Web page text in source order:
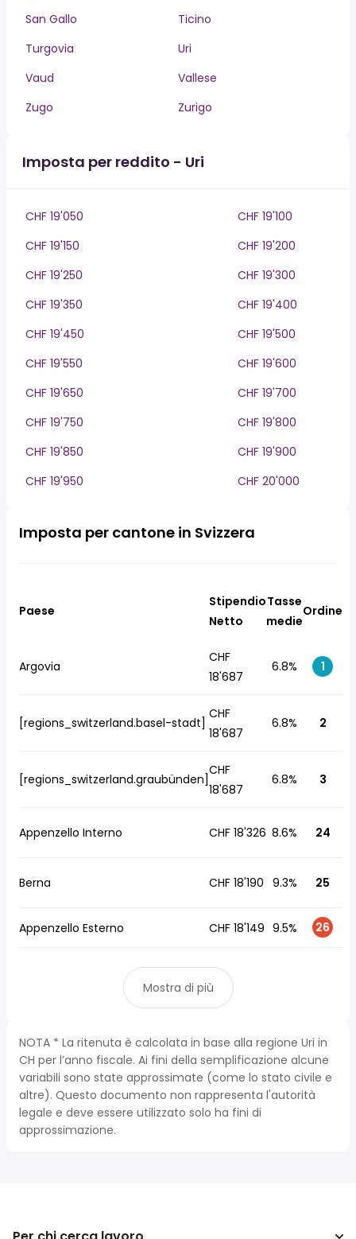
San Gallo
Ticino
Turgovia
Uri
Vaud
Vallese
Zugo
Zurigo
Imposta per reddito - Uri
CHF 19'050
CHF 19'100
CHF 19'150
CHF 19'200
CHF 19'250
CHF 19'300
CHF 19'350
CHF 19'400
CHF 19'450
CHF 19'500
CHF 19'550
CHF 19'600
CHF 19'650
CHF 19'700
CHF 19'750
CHF 19'800
CHF 19'850
CHF 19'900
CHF 19'950
CHF 20'000
Imposta per cantone in Svizzera
Paese
Stipendio
Netto
Tasse
medie
Ordine
Argovia
CHF
18'687
6.8% 1
[regions_switzerland.basel-stadt]
CHF
18'687
6.8% 2
[regions_switzerland.graubünden]
CHF
18'687
6.8% 3
Appenzello Interno CHF 18'326 8.6% 24
Berna CHF 18'190 9.3% 25
Appenzello Esterno CHF 18'149 9.5% 26
Mostra di più
NOTA * La ritenuta è calcolata in base alla regione Uri in
CH per l’anno fiscale. Ai fini della semplificazione alcune
variabili sono state approssimate (come lo stato civile e
altre). Questo documento non rappresenta l'autorità
legale e deve essere utilizzato solo ha fini di
approssimazione.